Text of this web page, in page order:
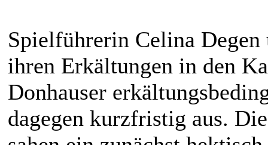
Spielführerin Celina Degen
ihren Erkältungen in den
Donhauser
dagegen kurzfristig aus.